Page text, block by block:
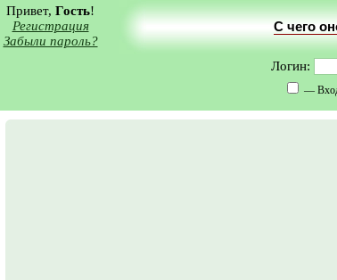
Привет, Гость!
Регистрация
Забыли пароль?
С чего
Логин:
—